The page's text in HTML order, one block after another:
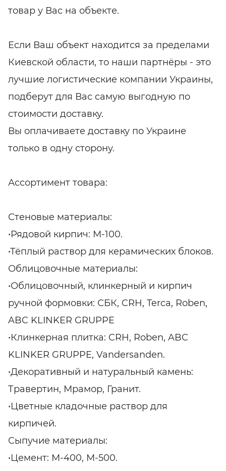
товар у Вас на объекте.
Если Ваш объект находится за пределами
Киевской области, то наши партнёры - это
лучшие логистические компании Украины,
подберут для Вас самую выгодную по
стоимости доставку.
Вы оплачиваете доставку по Украине
только в одну сторону.
Ассортимент товара:
Стеновые материалы:
•Рядовой кирпич: М-100.
•Тёплый раствор для керамических блоков.
Облицовочные материалы:
•Облицовочный, клинкерный и кирпич
ручной формовки: СБК, CRH, Terca, Roben,
ABC KLINKER GRUPPE
•Клинкерная плитка: CRH, Roben, ABC
KLINKER GRUPPE, Vandersanden.
•Декоративный и натуральный камень:
Травертин, Мрамор, Гранит.
•Цветные кладочные раствор для
кирпичей.
Сыпучие материалы:
•Цемент: М-400, М-500.